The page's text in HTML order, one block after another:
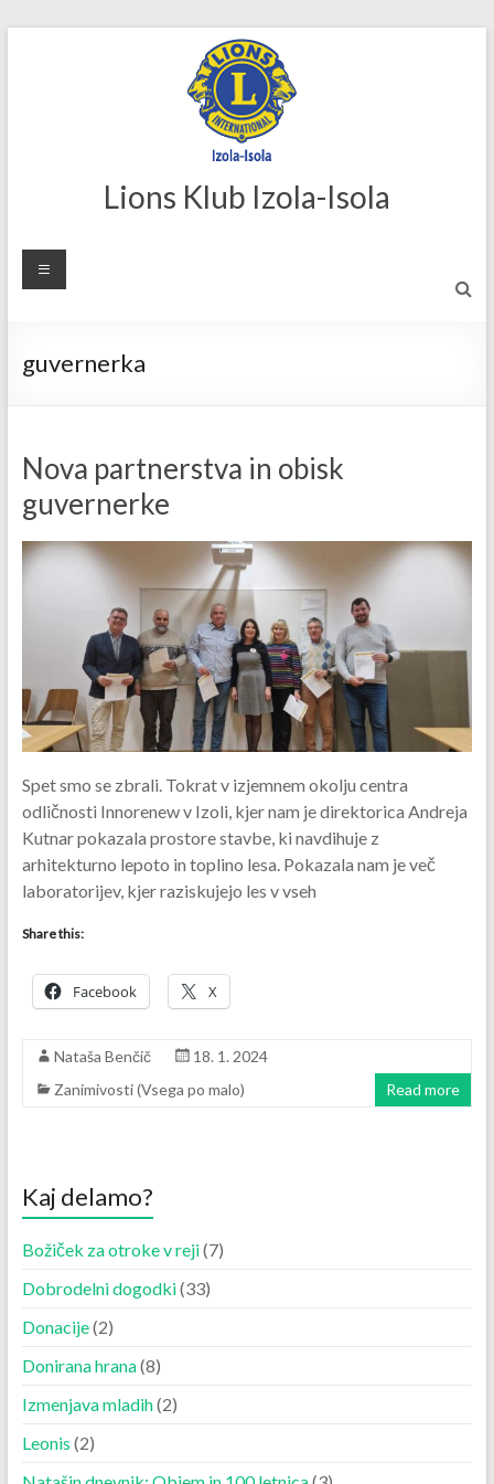
Lions Klub Izola-Isola
guvernerka
Nova partnerstva in obisk
guvernerke
Spet smo se zbrali. Tokrat v izjemnem okolju centra
odličnosti Innorenew v Izoli, kjer nam je direktorica Andreja
Kutnar pokazala prostore stavbe, ki navdihuje z
arhitekturno lepoto in toplino lesa. Pokazala nam je več
laboratorijev, kjer raziskujejo les v vseh
Share this:
Facebook X
Nataša Benčič
18. 1. 2024
Zanimivosti (Vsega po malo)
Read more
Kaj delamo?
Božiček za otroke v reji(7)
Dobrodelni dogodki(33)
Donacije(2)
Donirana hrana(8)
Izmenjava mladih(2)
Leonis (2)